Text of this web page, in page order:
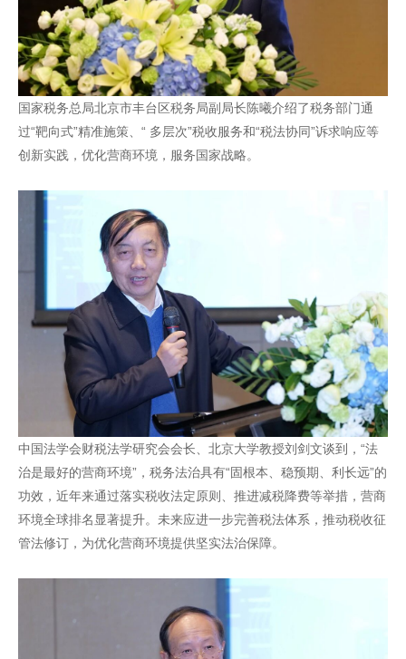
国家税务总局北京市丰台区税务局副局长陈曦介绍了税务部门通
过“靶向式”精准施策、“ 多层次”税收服务和“税法协同”诉求响应等
创新实践，优化营商环境，服务国家战略。
中国法学会财税法学研究会会长、北京大学教授刘剑文谈到，“法
治是最好的营商环境”，税务法治具有“固根本、稳预期、利长远”的
功效，近年来通过落实税收法定原则、推进减税降费等举措，营商
环境全球排名显著提升。未来应进一步完善税法体系，推动税收征
管法修订，为优化营商环境提供坚实法治保障。